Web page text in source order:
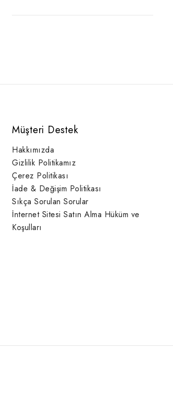
Müşteri Destek
Hakkımızda
Gizlilik Politikamız
Çerez Politikası
İade & Değişim Politikası
Sıkça Sorulan Sorular
İnternet Sitesi Satın Alma Hüküm ve
Koşulları